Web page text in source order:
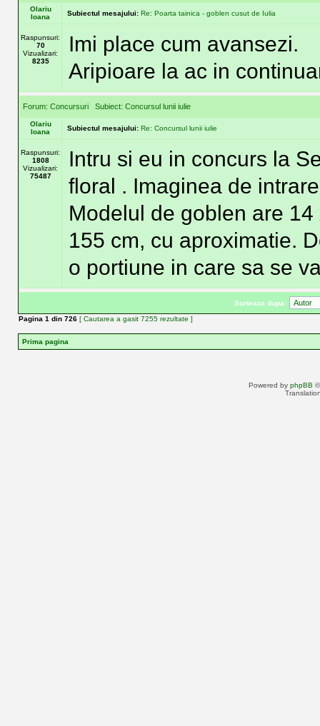
Olariu
Ioana
Subiectul mesajului: Re: Poarta tainica - goblen cusut de Iulia
Raspunsuri:
70
Vizualizari:
8235
Imi place cum avansezi.
Aripioare la ac in
Forum: Concursuri Subiect: Concursul lunii iulie
Olariu
Ioana
Subiectul mesajului: Re: Concursul lunii iulie
Raspunsuri:
1808
Vizualizari:
75487
Intru si eu in concurs la
floral . Imaginea de
Modelul de goblen are
155 cm, cu aproximatie.
o portiune in care sa se
Sorteaza dupa:
Pagina 1 din 726 [ Cautarea a gasit 7255 rezultate ]
Prima pagina
Powered by phpBB